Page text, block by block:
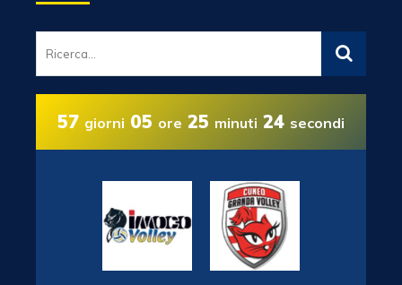
57 giorni 05 ore 25 minuti 23 secondi